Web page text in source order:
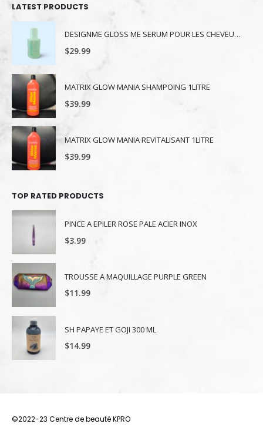
LATEST PRODUCTS
DESIGNME GLOSS ME SERUM POUR LES CHEVEUX 80ML
$29.99
MATRIX GLOW MANIA SHAMPOING 1LITRE
$39.99
MATRIX GLOW MANIA REVITALISANT 1LITRE
$39.99
TOP RATED PRODUCTS
PINCE A EPILER ROSE PALE ACIER INOX
$3.99
TROUSSE A MAQUILLAGE PURPLE GREEN
$11.99
SH PAPAYE ET GOJI 300 ML
$14.99
©2022-23 Centre de beauté KPRO